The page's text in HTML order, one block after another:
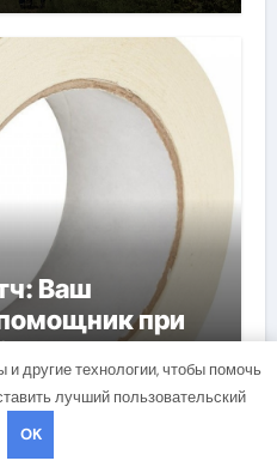
Ваш
при
другие технологии, чтобы помочь
лучший пользовательский
OK